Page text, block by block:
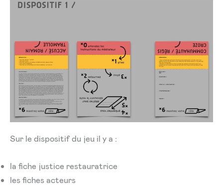
Sur le dispositif du jeu il y a :
la fiche justice restauratrice
les fiches acteurs